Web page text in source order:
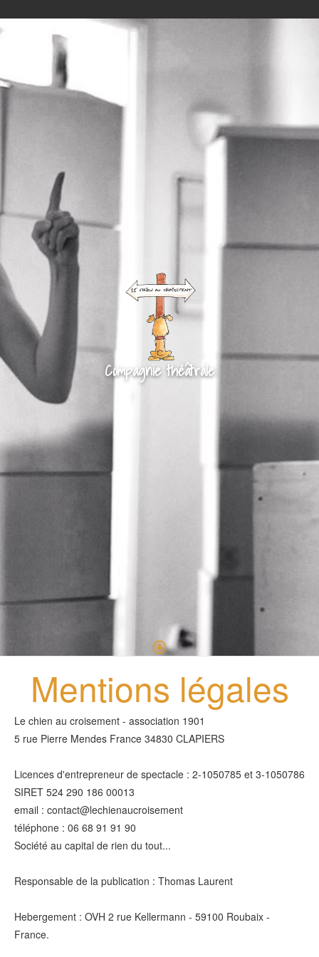
Compagnie théâtrale
Mentions légales
Le chien au croisement - association 1901
5 rue Pierre Mendes France 34830 CLAPIERS
Licences d'entrepreneur de spectacle : 2-1050785 et 3-1050786
SIRET 524 290 186 00013
email : contact@lechienaucroisement
téléphone : 06 68 91 91 90
Société au capital de rien du tout...
Responsable de la publication : Thomas Laurent
Hebergement : OVH 2 rue Kellermann - 59100 Roubaix -
France.